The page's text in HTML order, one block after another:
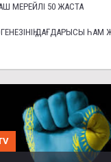
МЕРЕЙЛІ 50 ЖАСТА
ДАҒДАРЫСЫ ҺАМ